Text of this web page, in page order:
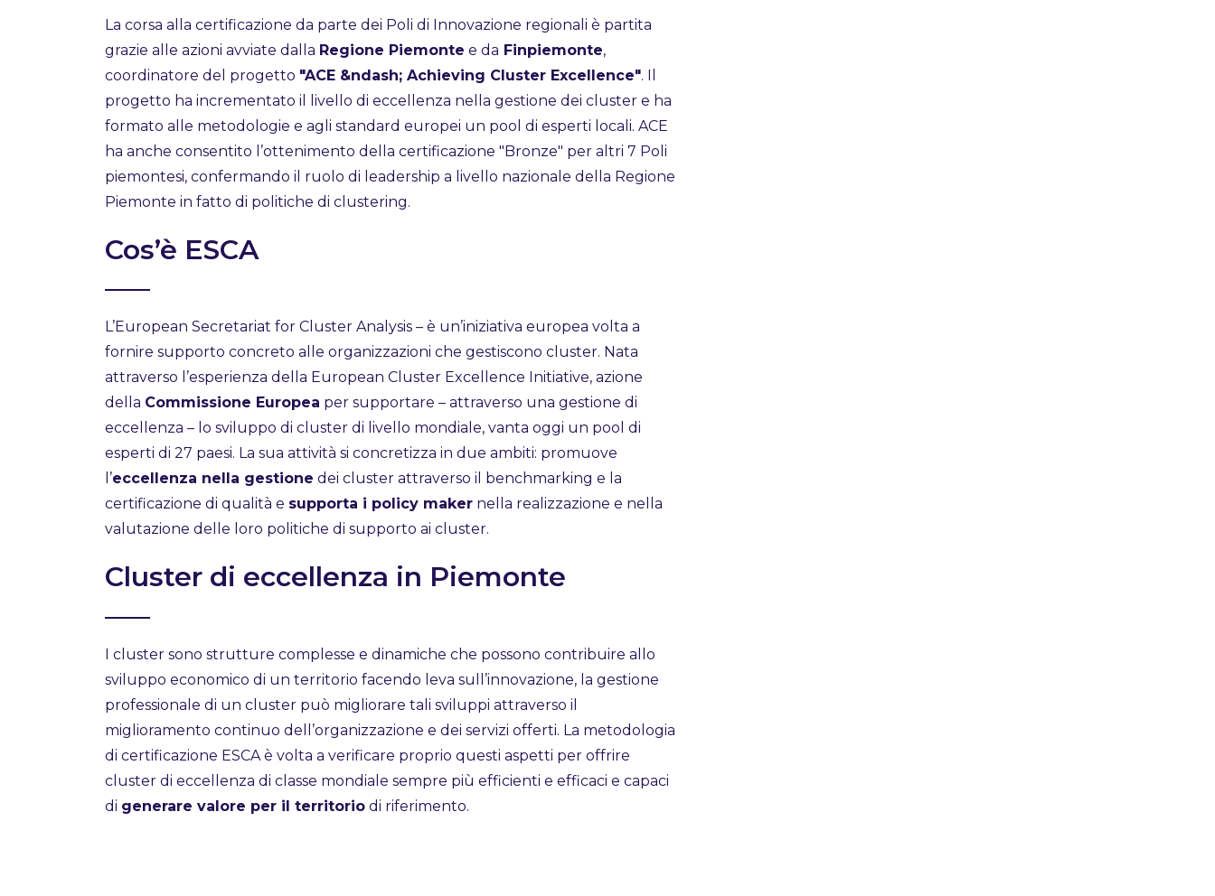
La corsa alla certificazione da parte dei Poli di Innovazione regionali è partita
grazie alle azioni avviate dalla Regione Piemonte e da Finpiemonte,
coordinatore del progetto "ACE &ndash; Achieving Cluster Excellence". Il
progetto ha incrementato il livello di eccellenza nella gestione dei cluster e ha
formato alle metodologie e agli standard europei un pool di esperti locali. ACE
ha anche consentito l’ottenimento della certificazione "Bronze" per altri 7 Poli
piemontesi, confermando il ruolo di leadership a livello nazionale della Regione
Piemonte in fatto di politiche di clustering.
Cos’è ESCA
L’European Secretariat for Cluster Analysis – è un’iniziativa europea volta a
fornire supporto concreto alle organizzazioni che gestiscono cluster. Nata
attraverso l’esperienza della European Cluster Excellence Initiative, azione
della Commissione Europea per supportare – attraverso una gestione di
eccellenza – lo sviluppo di cluster di livello mondiale, vanta oggi un pool di
esperti di 27 paesi. La sua attività si concretizza in due ambiti: promuove
l’eccellenza nella gestione dei cluster attraverso il benchmarking e la
certificazione di qualità e supporta i policy makernella realizzazione e nella
valutazione delle loro politiche di supporto ai cluster.
Cluster di eccellenza in Piemonte
I cluster sono strutture complesse e dinamiche che possono contribuire allo
sviluppo economico di un territorio facendo leva sull’innovazione, la gestione
professionale di un cluster può migliorare tali sviluppi attraverso il
miglioramento continuo dell’organizzazione e dei servizi offerti. La metodologia
di certificazione ESCA è volta a verificare proprio questi aspetti per offrire
cluster di eccellenza di classe mondiale sempre più efficienti e efficaci e capaci
di generare valore per il territoriodi riferimento.